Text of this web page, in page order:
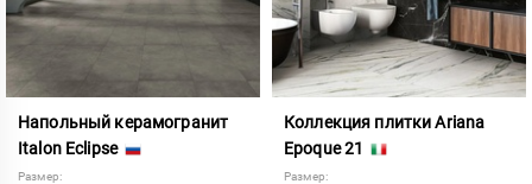
Напольный керамогранит
Italon Eclipse
Размер:
Коллекция плитки Ariana
Epoque 21
Размер: